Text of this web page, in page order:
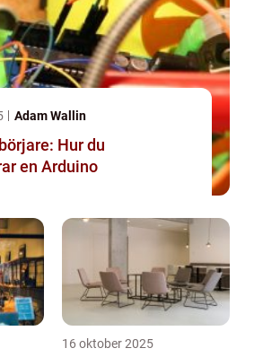
Adam Wallin
Hur du
en Arduino
16 oktober 2025